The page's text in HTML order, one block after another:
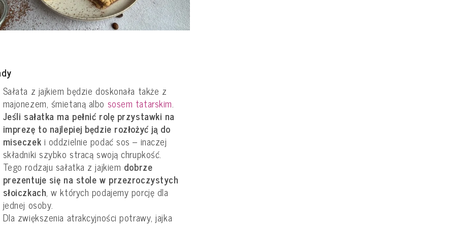
Sałata z jajkiem będzie doskonała także z
majonezem, śmietaną albo sosem tatarskim.
Jeśli sałatka ma pełnić rolę przystawki na
imprezę to najlepiej będzie rozłożyć ją do
miseczek i oddzielnie podać sos – inaczej
składniki szybko stracą swoją chrupkość.
Tego rodzaju sałatka z jajkiem dobrze
prezentuje się na stole w przezroczystych
słoiczkach, w których podajemy porcję dla
jednej osoby.
Dla zwiększenia atrakcyjności potrawy, jajka